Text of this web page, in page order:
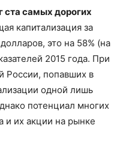
ста самых дорогих
капитализация за
это на 58% (на
2015 года. При
России, попавших в
одной лишь
потенциал многих
и их акции на рынке